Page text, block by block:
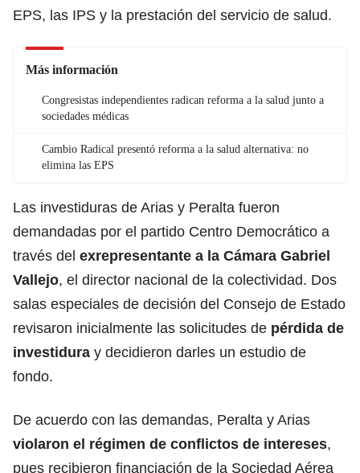
EPS, las IPS y la prestación del servicio de salud.
Más información
Congresistas independientes radican reforma a la salud junto a
sociedades médicas
Cambio Radical presentó reforma a la salud alternativa: no
elimina las EPS
Las investiduras de Arias y Peralta fueron
demandadas por el partido Centro Democrático a
través del exrepresentante a la Cámara Gabriel
Vallejo, el director nacional de la colectividad. Dos
salas especiales de decisión del Consejo de Estado
revisaron inicialmente las solicitudes de pérdida de
investidura y decidieron darles un estudio de
fondo.
De acuerdo con las demandas, Peralta y Arias
violaron el régimen de conflictos de intereses,
pues recibieron financiación de la Sociedad Aérea